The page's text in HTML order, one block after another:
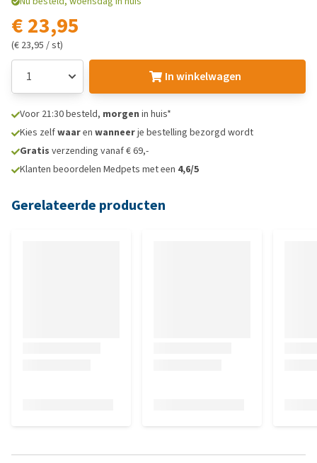
€ 23,95
(€ 23,95 / st)
In winkelwagen
Voor 21:30 besteld, morgen in huis*
Kies zelfwaaren wanneerje bestelling bezorgd wordt
Gratis verzending vanaf € 69,-
Klanten beoordelen Medpets met een 4,6/5
Gerelateerde producten